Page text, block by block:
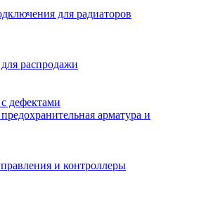
для радиаторов
распродажи
дефектами
арматура и
и контроллеры